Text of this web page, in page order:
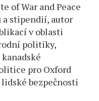
of War and Peace
a stipendií, autor
v oblasti
politiky,
pro Oxford
bezpečnosti